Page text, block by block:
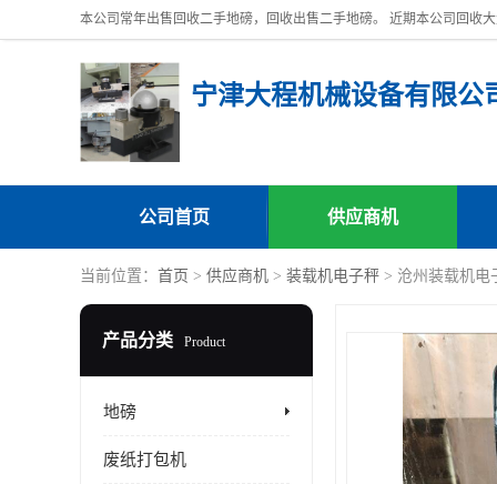
宁津大程机械设备有限公
公司首页 供应商机
当前位置： 首页 > 供应商机 > 装载机电子秤 > 沧州装载机电
产品分类 Product
地磅
废纸打包机